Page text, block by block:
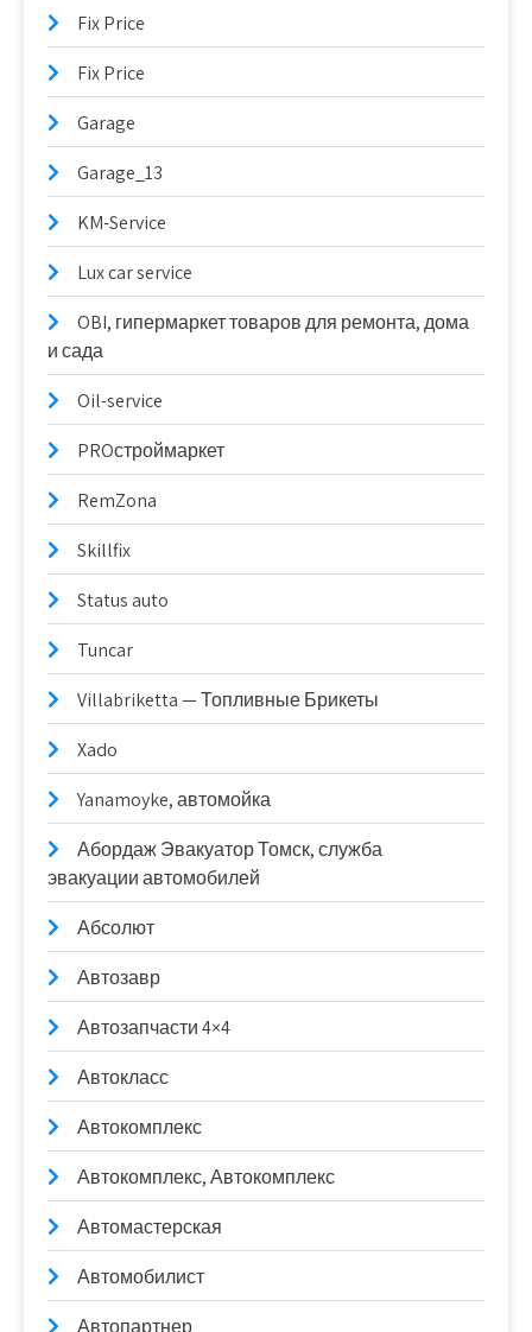
Fix Price
Fix Price
Garage
Garage_13
KM-Service
Lux car service
OBI, гипермаркет товаров для ремонта, дома
и сада
Oil-service
PROстроймаркет
RemZona
Skillfix
Status auto
Tuncar
Villabriketta — Топливные Брикеты
Xado
Yanamoyke, автомойка
Абордаж Эвакуатор Томск, служба
эвакуации автомобилей
Абсолют
Автозавр
Автозапчасти 4×4
Автокласс
Автокомплекс
Автокомплекс, Автокомплекс
Автомастерская
Автомобилист
Автопартнер